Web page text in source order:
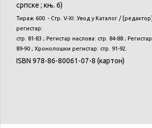
српске ; књ. 6)
Тираж 600. - Стр. V-XI: Увод у Каталог / [ редактор
регистар:
стр. 81-83 ; Регистар наслова: стр. 84-88 ; Регистар
89-90 ; Хронолошки регистар: стр. 91-92.
ISBN 978-86-80061-07-8 (картон)